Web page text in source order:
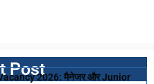
Post2026: मैनेजर और Junior